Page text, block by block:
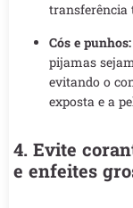
transferência
Cós e punhos:
pijamas
evitando o
exposta e a
4. Evite
e enfeites